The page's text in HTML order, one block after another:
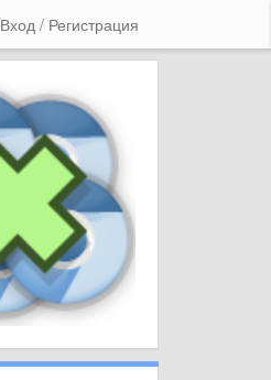
Вход / Регистрация